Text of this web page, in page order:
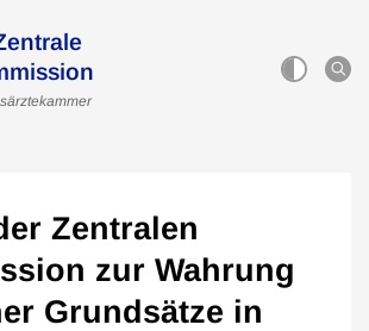
Zentralen
zur Wahrung
Grundsätze in